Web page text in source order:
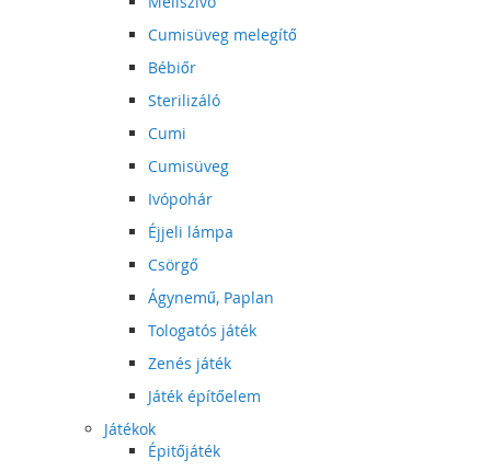
Cumisüveg melegítő
Bébiőr
Sterilizáló
Cumi
Cumisüveg
Ivópohár
Éjjeli lámpa
Csörgő
Ágynemű, Paplan
Tologatós játék
Zenés játék
Játék építőelem
Játékok
Épitőjáték